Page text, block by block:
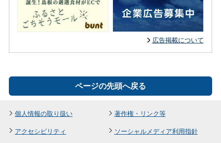
広告掲載について
ページの先頭へ戻る
個人情報の取り扱い
著作権・リンク等
アクセシビリティ
ソーシャルメディア利用指針